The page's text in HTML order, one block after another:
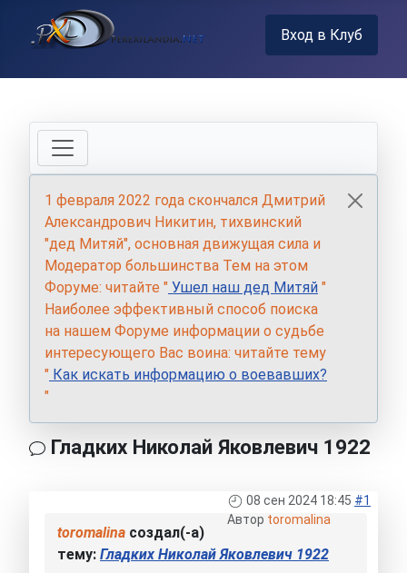
Вход в Клуб
1 февраля 2022 года скончался Дмитрий
Александрович Никитин, тихвинский
"дед Митяй", основная движущая сила и
Модератор большинства Тем на этом
Форуме: читайте " Ушел наш дед Митяй "
Наиболее эффективный способ поиска
на нашем Форуме информации о судьбе
интересующего Вас воина: читайте тему
" Как искать информацию о воевавших?
"
Гладких Николай Яковлевич 1922
08 сен 2024 18:45 #1
Автор toromalina
toromalina создал(-а)
тему: Гладких Николай Яковлевич 1922